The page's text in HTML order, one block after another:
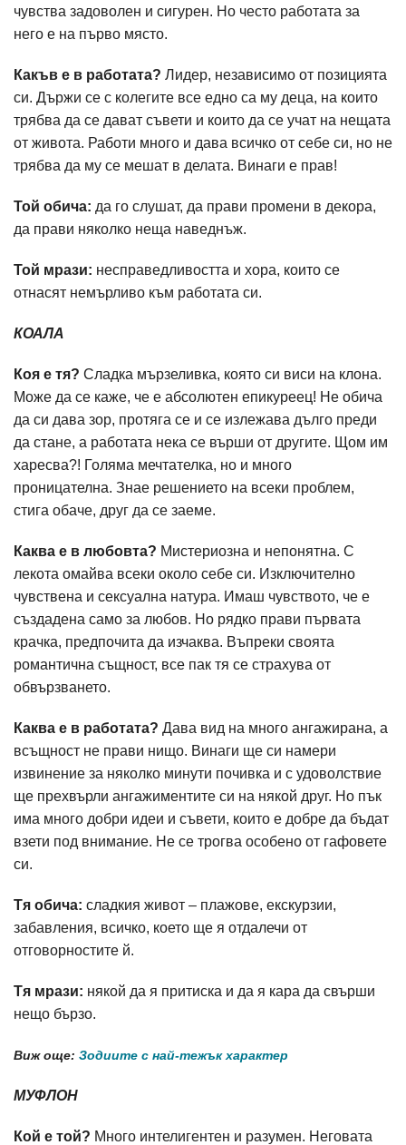
чувства задоволен и сигурен. Но често работата за
него е на първо място.
Какъв е в работата? Лидер, независимо от позицията
си. Държи се с колегите все едно са му деца, на които
трябва да се дават съвети и които да се учат на нещата
от живота. Работи много и дава всичко от себе си, но не
трябва да му се мешат в делата. Винаги е прав!
Той обича: да го слушат, да прави промени в декора,
да прави няколко неща наведнъж.
Той мрази: несправедливостта и хора, които се
отнасят немърливо към работата си.
КОАЛА
Коя е тя? Сладка мързеливка, която си виси на клона.
Може да се каже, че е абсолютен епикуреец! Не обича
да си дава зор, протяга се и се излежава дълго преди
да стане, а работата нека се върши от другите. Щом им
харесва?! Голяма мечтателка, но и много
проницателна. Знае решението на всеки проблем,
стига обаче, друг да се заеме.
Каква е в любовта? Мистериозна и непонятна. С
лекота омайва всеки около себе си. Изключително
чувствена и сексуална натура. Имаш чувството, че е
създадена само за любов. Но рядко прави първата
крачка, предпочита да изчаква. Въпреки своята
романтична същност, все пак тя се страхува от
обвързването.
Каква е в работата? Дава вид на много ангажирана, а
всъщност не прави нищо. Винаги ще си намери
извинение за няколко минути почивка и с удоволствие
ще прехвърли ангажиментите си на някой друг. Но пък
има много добри идеи и съвети, които е добре да бъдат
взети под внимание. Не се трогва особено от гафовете
си.
Тя обича: сладкия живот – плажове, екскурзии,
забавления, всичко, което ще я отдалечи от
отговорностите й.
Тя мрази: някой да я притиска и да я кара да свърши
нещо бързо.
Виж още: Зодиите с най-тежък характер
МУФЛОН
Кой е той? Много интелигентен и разумен. Неговата